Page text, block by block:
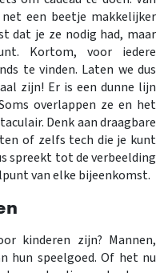
een beetje makkelijker
dat je ze nodig had, maar
Kortom, voor iedere
te vinden. Laten we dus
zijn! Er is een dunne lijn
overlappen ze en het
Denk aan draagbare
of zelfs tech die je kunt
spreekt tot de verbeelding
van elke bijeenkomst.
kinderen zijn? Mannen,
hun speelgoed. Of het nu